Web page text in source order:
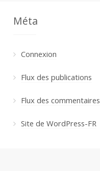
Méta
Connexion
Flux des publications
Flux des commentaires
Site de WordPress-FR